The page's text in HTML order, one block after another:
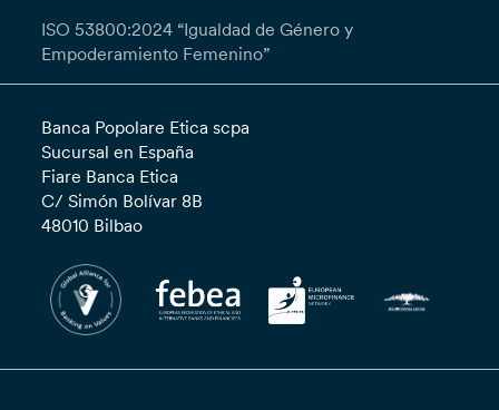
ISO 53800:2024 “Igualdad de Género y
Empoderamiento Femenino”
Banca Popolare Etica scpa
Sucursal en España
Fiare Banca Etica
C/ Simón Bolívar 8B
48010 Bilbao